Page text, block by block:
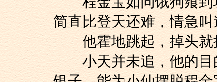
简直比登天还难，情急
他霍地跳起，掉头就
小天并未追，他的目